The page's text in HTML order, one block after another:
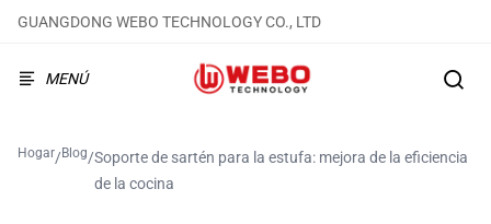
GUANGDONG WEBO TECHNOLOGY CO., LTD
MENÚ
Hogar/Blog/Soporte de sartén para la estufa: mejora de la eficiencia
de la cocina